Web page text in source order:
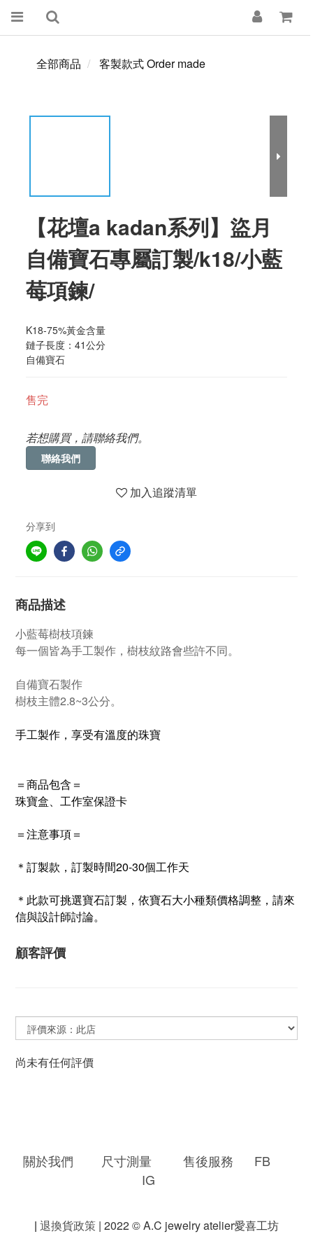
全部商品 客製款式 Order made
【花壇a kadan系列】盜月
自備寶石專屬訂製/k18/小藍
莓項鍊/
K18-75%黃金含量
鏈子長度：41公分
自備寶石
售完
若想購買，請聯絡我們。
聯絡我們
加入追蹤清單
分享到
商品描述
小藍莓樹枝項鍊
每一個皆為手工製作，樹枝紋路會些許不同。
自備寶石製作
樹枝主體2.8~3公分。
手工製作，享受有溫度的珠寶
＝商品包含＝
珠寶盒、工作室保證卡
＝注意事項＝
＊訂製款，訂製時間20-30個工作天
＊此款可挑選寶石訂製，依寶石大小種類價格調整，請來
信與設計師討論。
顧客評價
尚未有任何評價
關於我們 尺寸測量 售後服務
FB
IG
| 退換貨政策 | 2022 © A.C jewelry atelier愛喜工坊